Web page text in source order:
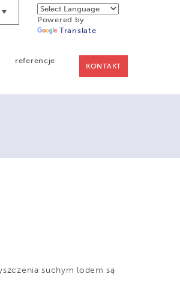
Powered by
Translate
referencje
KONTAKT
suchym lodem są